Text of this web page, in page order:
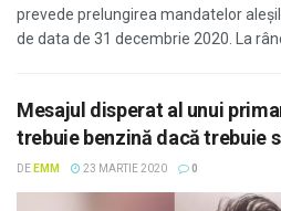
prevede prelungirea mandatelor
de data de 31 decembrie 2020. La
Mesajul disperat al unui
trebuie benzină dacă trebuie
DE EMM 23 MARTIE 2020 0